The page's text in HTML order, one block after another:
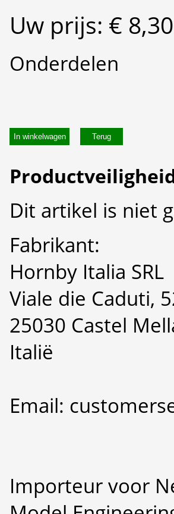
Uw prijs: € 8,30
Onderdelen
In winkelwagen
Dit artikel is niet
Fabrikant:
Hornby Italia SRL
Viale die Caduti,
25030 Castel
Italië
Email:
Importeur voor